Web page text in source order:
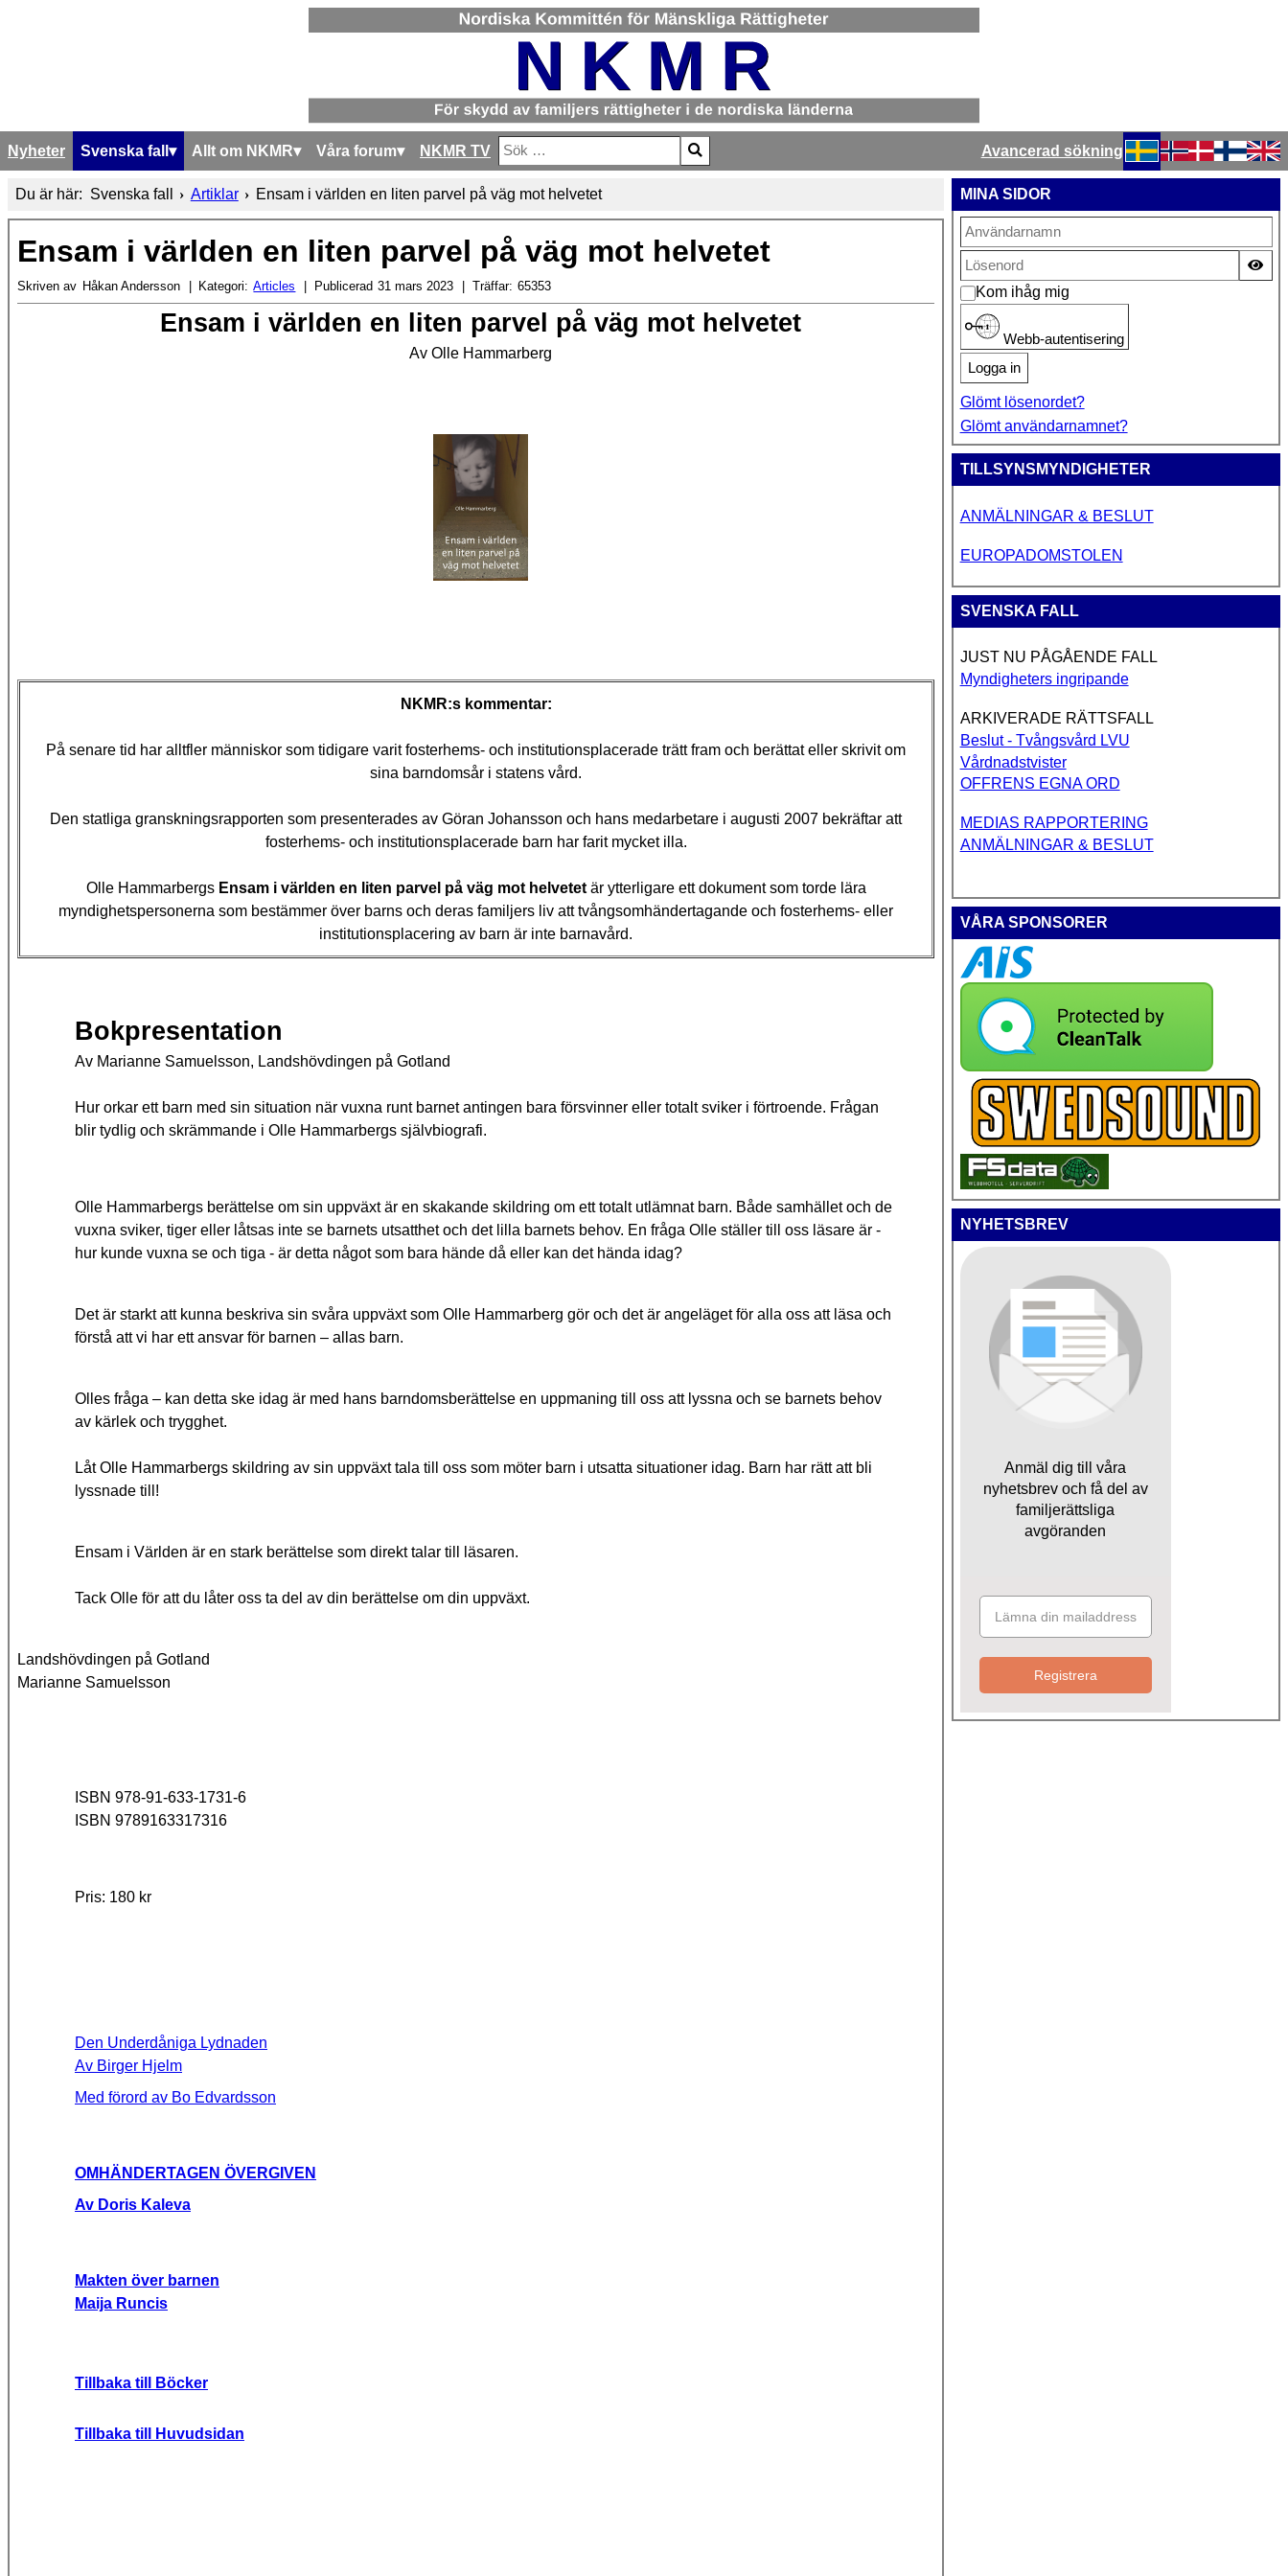
Nyheter Svenska fall Allt om NKMR Våra forum NKMR TV
Sök
Type 2 or more characters for results.
Avancerad sökning
Välj ditt språk
Du är här: Svenska fall Artiklar Ensam i världen en liten parvel på väg mot helvetet
Ensam i världen en liten parvel på väg mot helvetet
Skriven av Håkan Andersson Kategori: Articles Publicerad 31 mars 2023 Träffar: 65353
Ensam i världen en liten parvel på väg mot helvetet
Av Olle Hammarberg
NKMR:s kommentar:
På senare tid har alltfler människor som tidigare varit fosterhems- och institutionsplacerade trätt fram och berättat eller skrivit om
sina barndomsår i statens vård.
Den statliga granskningsrapporten som presenterades av Göran Johansson och hans medarbetare i augusti 2007 bekräftar att
fosterhems- och institutionsplacerade barn har farit mycket illa.
Olle Hammarbergs Ensam i världen en liten parvel på väg mot helvetet är ytterligare ett dokument som torde lära
myndighetspersonerna som bestämmer över barns och deras familjers liv att tvångsomhändertagande och fosterhems- eller
institutionsplacering av barn är inte barnavård.
Bokpresentation
Av Marianne Samuelsson, Landshövdingen på Gotland
Hur orkar ett barn med sin situation när vuxna runt barnet antingen bara försvinner eller totalt sviker i förtroende. Frågan
blir tydlig och skrämmande i Olle Hammarbergs självbiografi.
Olle Hammarbergs berättelse om sin uppväxt är en skakande skildring om ett totalt utlämnat barn. Både samhället och de
vuxna sviker, tiger eller låtsas inte se barnets utsatthet och det lilla barnets behov. En fråga Olle ställer till oss läsare är -
hur kunde vuxna se och tiga - är detta något som bara hände då eller kan det hända idag?
Det är starkt att kunna beskriva sin svåra uppväxt som Olle Hammarberg gör och det är angeläget för alla oss att läsa och
förstå att vi har ett ansvar för barnen – allas barn.
Olles fråga – kan detta ske idag är med hans barndomsberättelse en uppmaning till oss att lyssna och se barnets behov
av kärlek och trygghet.
Låt Olle Hammarbergs skildring av sin uppväxt tala till oss som möter barn i utsatta situationer idag. Barn har rätt att bli
lyssnade till!
Ensam i Världen är en stark berättelse som direkt talar till läsaren.
Tack Olle för att du låter oss ta del av din berättelse om din uppväxt.
Landshövdingen på Gotland
Marianne Samuelsson
ISBN 978-91-633-1731-6
ISBN 9789163317316
Pris: 180 kr
Den Underdåniga Lydnaden
Av Birger Hjelm
Med förord av Bo Edvardsson
OMHÄNDERTAGEN ÖVERGIVEN
Av Doris Kaleva
Makten över barnen
Maija Runcis
Tillbaka till Böcker
Tillbaka till Huvudsidan
MINA SIDOR
Kom ihåg mig
Webb-autentisering
Logga in
Glömt lösenordet?
Glömt användarnamnet?
TILLSYNSMYNDIGHETER
ANMÄLNINGAR & BESLUT
EUROPADOMSTOLEN
SVENSKA FALL
JUST NU PÅGÅENDE FALL
Myndigheters ingripande
ARKIVERADE RÄTTSFALL
Beslut - Tvångsvård LVU
Vårdnadstvister
OFFRENS EGNA ORD
MEDIAS RAPPORTERING
ANMÄLNINGAR & BESLUT
VÅRA SPONSORER
NYHETSBREV
Anmäl dig till våra
nyhetsbrev och få del av
familjerättsliga
avgöranden
Registrera